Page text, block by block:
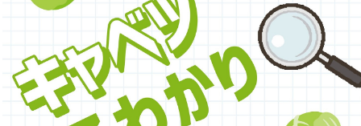
ライフネットスーパー
企業情報